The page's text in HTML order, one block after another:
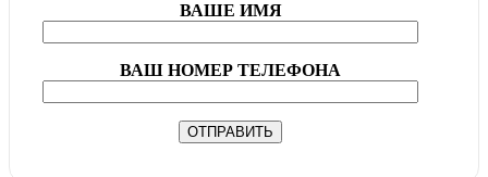
ВАШЕ ИМЯ
ВАШ НОМЕР ТЕЛЕФОНА